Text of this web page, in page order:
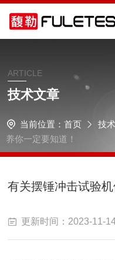
ARTICLE
技术文章
当前位置： 首页 技
养你一定要知道！
有关摆锤冲击试验
更新时间：2023-11-